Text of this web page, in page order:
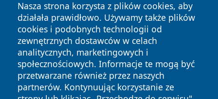
Nasza strona korzysta z plików cookies, aby
działała prawidłowo. Używamy także plików
cookies i podobnych technologii od
zewnętrznych dostawców w celach
analitycznych, marketingowych i
społecznościowych. Informacje te mogą być
przetwarzane również przez naszych
partnerów. Kontynuując korzystanie ze
Copyright © 2026 portalzielonagora.pl Wszystkie prawa
zastrzeżone.